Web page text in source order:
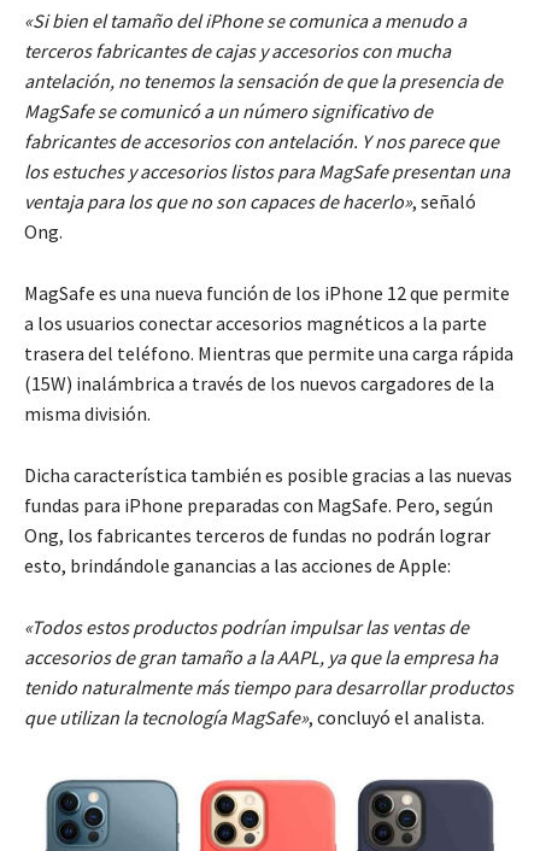
«Si bien el tamaño del iPhone se comunica a menudo a
terceros fabricantes de cajas y accesorios con mucha
antelación, no tenemos la sensación de que la presencia de
MagSafe se comunicó a un número significativo de
fabricantes de accesorios con antelación. Y nos parece que
los estuches y accesorios listos para MagSafe presentan una
ventaja para los que no son capaces de hacerlo», señaló
Ong.
MagSafe es una nueva función de los iPhone 12 que permite
a los usuarios conectar accesorios magnéticos a la parte
trasera del teléfono. Mientras que permite una carga rápida
(15W) inalámbrica a través de los nuevos cargadores de la
misma división.
Dicha característica también es posible gracias a las nuevas
fundas para iPhone preparadas con MagSafe. Pero, según
Ong, los fabricantes terceros de fundas no podrán lograr
esto, brindándole ganancias a las acciones de Apple:
«Todos estos productos podrían impulsar las ventas de
accesorios de gran tamaño a la AAPL, ya que la empresa ha
tenido naturalmente más tiempo para desarrollar productos
que utilizan la tecnología MagSafe», concluyó el analista.